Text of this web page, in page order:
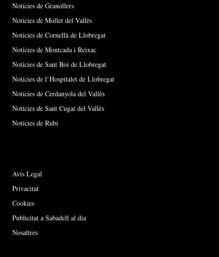
Notícies de Granollers
Notícies de Mollet del Vallès
Notícies de Cornellà de Llobregat
Notícies de Montcada i Reixac
Notícies de Sant Boi de Llobregat
Notícies de l’Hospitalet de Llobregat
Notícies de Cerdanyola del Vallès
Notícies de Sant Cugat del Vallès
Notícies de Rubí
Avís Legal
Privacitat
Cookies
Publicitat a Sabadell al dia
Nosaltres